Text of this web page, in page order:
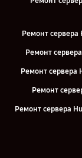
Ремонт сервера
Ремонт
Ремонт сервера
Ремонт
Ремонт сервера